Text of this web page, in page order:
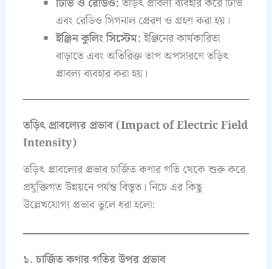
এবং রেডিও সিগনাল প্রেরণ ও গ্রহণ করা হয়।
ইঞ্জিন কুলিং সিস্টেম:ইঞ্জিনের কার্যকারিতা
বাড়াতে এবং অতিরিক্ত তাপ অপসারণে তড়িৎ
প্রাবল্য ব্যবহার করা হয়।
তড়িৎ প্রাবল্যের প্রভাব (Impact of Electric Field
Intensity)
তড়িৎ প্রাবল্যের প্রভাব চার্জিত কণার গতি থেকে শুরু করে
প্রযুক্তিগত উন্নয়নে পর্যন্ত বিস্তৃত। নিচে এর কিছু
উল্লেখযোগ্য প্রভাব তুলে ধরা হলো:
১. চার্জিত কণার গতির উপর প্রভাব